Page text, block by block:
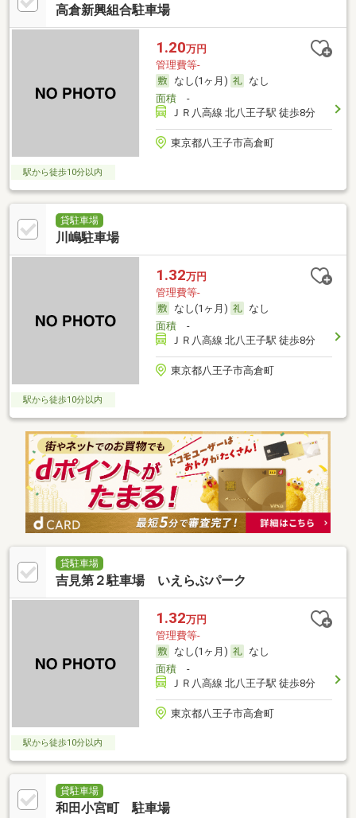
高倉新興組合駐車場
1.20万円
管理費等-
なし(1ヶ月)
なし
面積-
ＪＲ八高線 北八王子駅 徒歩8分
東京都八王子市高倉町
駅から徒歩10分以内
貸駐車場
川嶋駐車場
1.32万円
管理費等-
なし(1ヶ月)
なし
面積-
ＪＲ八高線 北八王子駅 徒歩8分
東京都八王子市高倉町
駅から徒歩10分以内
貸駐車場
吉見第２駐車場 いえらぶパーク
1.32万円
管理費等-
なし(1ヶ月)
なし
面積-
ＪＲ八高線 北八王子駅 徒歩8分
東京都八王子市高倉町
駅から徒歩10分以内
貸駐車場
和田小宮町 駐車場